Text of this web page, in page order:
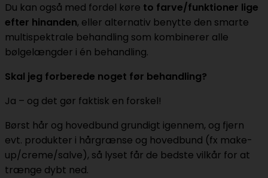
Du kan også med fordel køre to farve/funktioner lige
efter hinanden, eller alternativ benytte den smarte
multispektrale behandling som kombinerer alle
bølgelængder i én behandling.
Skal jeg forberede noget før behandling?
Ja – og det gør faktisk en forskel!
Børst hår og hovedbund grundigt igennem, og fjern
evt. produkter i hårgrænse og hovedbund (fx make-
up/creme/salve), så lyset får de bedste vilkår for at
trænge dybt ned.